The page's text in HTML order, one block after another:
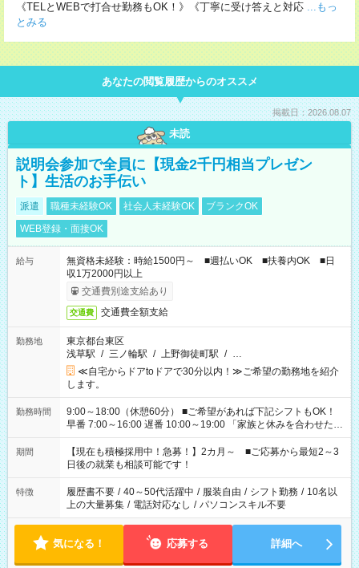
《TELとWEBで打合せ勤務もOK！》《丁寧に受け答えと対応 ...もっ
とみる
あなたの閲覧履歴からのオススメ
掲載日：2026.08.07
未読
説明会参加で全員に【現金2千円相当プレゼン
ト】生活のお手伝い
派遣 職種未経験OK 社会人未経験OK
ブランクOK
WEB登録・面接OK
給与
無資格未経験：時給1500円～ ■週払いOK ■扶養内OK ■日
収1万2000円以上
交通費別途支給あり
交通費 交通費全額支給
勤務地
東京都台東区
浅草駅 / 三ノ輪駅 / 上野御徒町駅 / …
≪自宅からドアtoドアで30分以内！≫ご希望の勤務地を紹介
します。
勤務時間
9:00～18:00（休憩60分） ■ご希望があれば下記シフトもOK！
早番 7:00～16:00 遅番 10:00～19:00 「家族と休みを合わせた
い」 「余裕を持って夕飯の準備がしたい」 「できれば残業はし
たくない」 など、ご希望を教えてくださいね。 ※Wワーク希望
の方へ 今ご覧のお仕事で希望する勤務時間と、もう1つのお仕事
の勤務時間。 合計で週40時間を超える場合は応募できません。
期間
【現在も積極採用中！急募！】2カ月～ ■ご応募から最短2～3
日後の就業も相談可能です！
特徴 履歴書不要 / 40～50代活躍中 / 服装自由 / シフト勤務 / 10名以
上の大量募集 / 電話対応なし / パソコンスキル不要
気になる！ 応募する 詳細へ